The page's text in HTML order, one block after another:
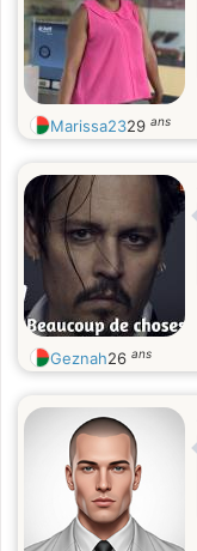
Marissa2329 ans
Geznah26 ans